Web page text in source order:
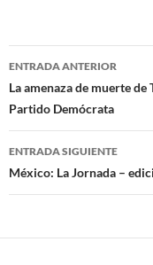
Navegación
de
entradas
ENTRADA ANTERIOR
La amenaza de muerte
Partido Demócrata
ENTRADA SIGUIENTE
México: La Jornada –